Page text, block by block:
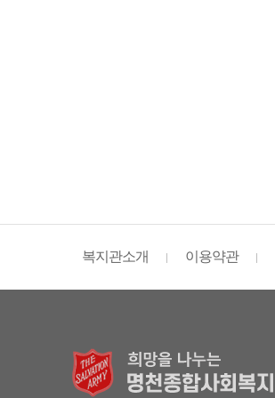
복지관소개 이용약관